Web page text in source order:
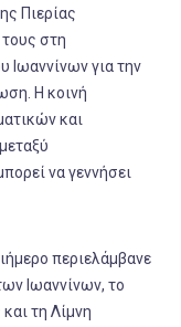
Πιερίας
στη
Ιωαννίνων για την
Η κοινή
και
να γεννήσει
περιελάμβανε
Ιωαννίνων, το
τη Λίμνη